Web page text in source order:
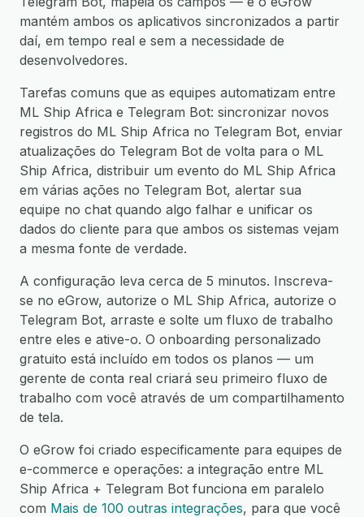
mantém ambos os aplicativos sincronizados a partir
daí, em tempo real e sem a necessidade de
desenvolvedores.
Tarefas comuns que as equipes automatizam entre
ML Ship Africa e Telegram Bot: sincronizar novos
registros do ML Ship Africa no Telegram Bot, enviar
atualizações do Telegram Bot de volta para o ML
Ship Africa, distribuir um evento do ML Ship Africa
em várias ações no Telegram Bot, alertar sua
equipe no chat quando algo falhar e unificar os
dados do cliente para que ambos os sistemas vejam
a mesma fonte de verdade.
A configuração leva cerca de 5 minutos. Inscreva-
se no eGrow, autorize o ML Ship Africa, autorize o
Telegram Bot, arraste e solte um fluxo de trabalho
entre eles e ative-o. O onboarding personalizado
gratuito está incluído em todos os planos — um
gerente de conta real criará seu primeiro fluxo de
trabalho com você através de um compartilhamento
de tela.
O eGrow foi criado especificamente para equipes de
e-commerce e operações: a integração entre ML
Ship Africa + Telegram Bot funciona em paralelo
com Mais de 100 outras integrações, para que você